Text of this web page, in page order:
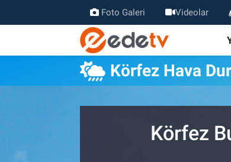
Foto Galeri Videolar
Körfez Hava
Körfez